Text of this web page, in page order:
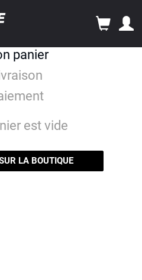
panier
est vide
LA BOUTIQUE